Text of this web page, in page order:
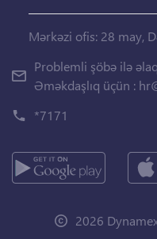
Mərkəzi ofis: 28 may,
Problemli şöbə ilə
Əməkdaşlıq üçün :
*7171
2026